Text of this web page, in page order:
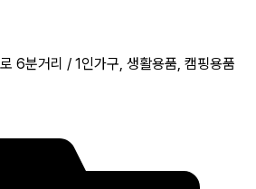
6분거리 / 1인가구, 생활용품, 캠핑용품